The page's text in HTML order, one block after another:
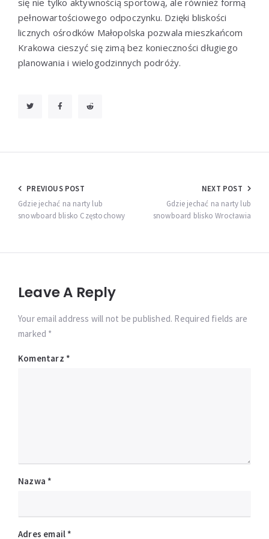
pełnowartościowego odpoczynku. Dzięki bliskości
licznych ośrodków Małopolska pozwala mieszkańcom
Krakowa cieszyć się zimą bez konieczności długiego
planowania i wielogodzinnych podróży.
Nawigacja
wpisu
PREVIOUS POST
Gdzie jechać na narty lub
snowboard blisko Częstochowy
NEXT POST
Gdzie jechać na narty lub
snowboard blisko Wrocławia
Leave A Reply
Your email address will not be published. Required fields are
marked *
Komentarz *
Nazwa *
Adres email *